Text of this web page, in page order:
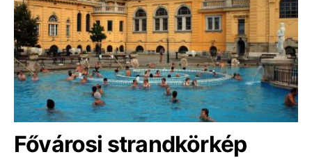
Fővárosi strandkörkép